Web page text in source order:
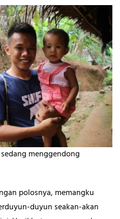
menggendong
polosnya, memangku
duyun seakan-akan